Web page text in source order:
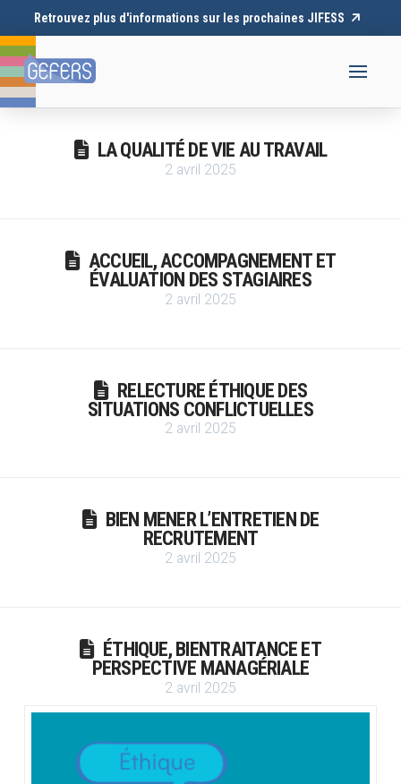
Retrouvez plus d'informations sur les prochaines JIFESS
LA QUALITÉ DE VIE AU TRAVAIL
2 avril 2025
ACCUEIL, ACCOMPAGNEMENT ET
ÉVALUATION DES STAGIAIRES
2 avril 2025
RELECTURE ÉTHIQUE DES
SITUATIONS CONFLICTUELLES
2 avril 2025
BIEN MENER L’ENTRETIEN DE
RECRUTEMENT
2 avril 2025
ÉTHIQUE, BIENTRAITANCE ET
PERSPECTIVE MANAGÉRIALE
2 avril 2025